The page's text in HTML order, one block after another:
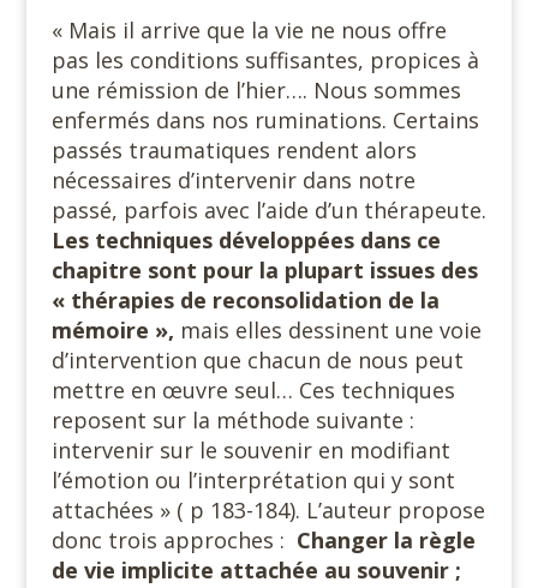
« Mais il arrive que la vie ne nous offre
pas les conditions suffisantes, propices à
une rémission de l’hier…. Nous sommes
enfermés dans nos ruminations. Certains
passés traumatiques rendent alors
nécessaires d’intervenir dans notre
passé, parfois avec l’aide d’un thérapeute.
Les techniques développées dans ce
chapitre sont pour la plupart issues des
« thérapies de reconsolidation de la
mémoire », mais elles dessinent une voie
d’intervention que chacun de nous peut
mettre en œuvre seul… Ces techniques
reposent sur la méthode suivante :
intervenir sur le souvenir en modifiant
l’émotion ou l’interprétation qui y sont
attachées » ( p 183-184). L’auteur propose
donc trois approches : Changer la règle
de vie implicite attachée au souvenir ;